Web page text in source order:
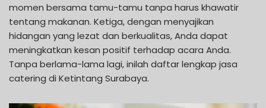
momen bersama tamu-tamu tanpa harus khawatir
tentang makanan. Ketiga, dengan menyajikan
hidangan yang lezat dan berkualitas, Anda dapat
meningkatkan kesan positif terhadap acara Anda.
Tanpa berlama-lama lagi, inilah daftar lengkap jasa
catering di Ketintang Surabaya.